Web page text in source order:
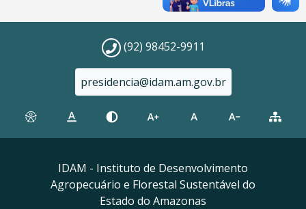
(92) 98452-9911
presidencia@idam.am.gov.br
IDAM - Instituto de Desenvolvimento
Agropecuário e Florestal Sustentável do
Estado do Amazonas